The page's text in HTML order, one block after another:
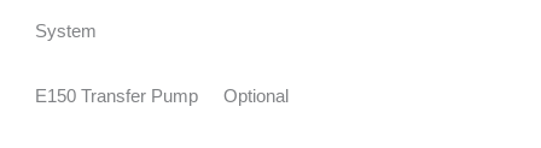
System
E150 Transfer Pump Optional